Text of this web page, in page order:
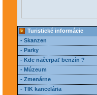
Turistické informácie
- Skanzen
- Parky
- Kde načerpať benzín ?
- Múzeum
- Zmenárne
- TIK kancelária